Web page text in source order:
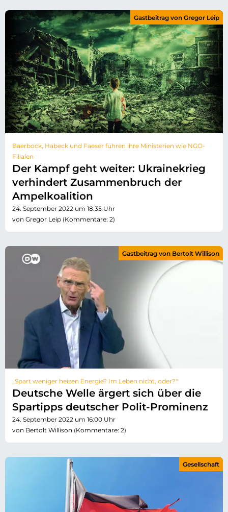
Baerbock, Habeck und Faeser führen ihre Ministerien wie NGO-
Filialen
Der Kampf geht weiter: Ukrainekrieg
verhindert Zusammenbruch der
Ampelkoalition
24. September 2022 um 18:35 Uhr
von Gregor Leip (Kommentare: 2)
Gastbeitrag von Gregor Leip
„Spart weniger heizen Energie? Im Leben nicht, oder?"
Deutsche Welle ärgert sich über die
Spartipps deutscher Polit-Prominenz
24. September 2022 um 16:00 Uhr
von Bertolt Willison (Kommentare: 2)
Gastbeitrag von Bertolt Willison
Gesellschaft